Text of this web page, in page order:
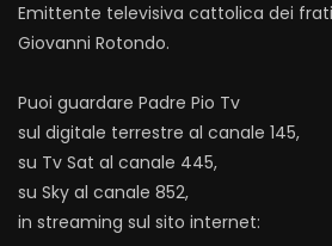
Emittente televisiva cattolica dei
Giovanni Rotondo.
Puoi guardare Padre Pio Tv
sul digitale terrestre al canale 145,
su Tv Sat al canale 445,
su Sky al canale 852,
in streaming sul sito internet: